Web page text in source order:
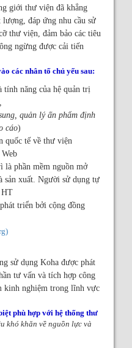
giới thư viện đã khẳng
đáp ứng nhu cầu sử
thư viện, đảm bảo các tiêu
ngừng được cải tiến
các nhân tố chủ yếu sau:
tính năng của hệ quản trị
quản lý ấn phẩm định
cáo)
quốc tế về thư viện
là phần mềm nguồn mở
sản xuất. Người sử dụng tự
HT
triển bởi cộng đồng
sử dụng Koha được phát
tư vấn và tích hợp công
kinh nghiệm trong lĩnh vực
phù hợp với hệ thống thư
khó khăn về nguồn lực và